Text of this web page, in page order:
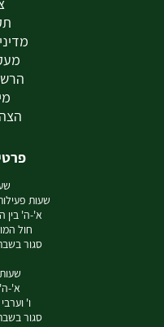
שעות
א'-ה' בין השעות
חול המועד
סגור
א'-ה' 09:00-21:00
ו' וערבי חג
סגור